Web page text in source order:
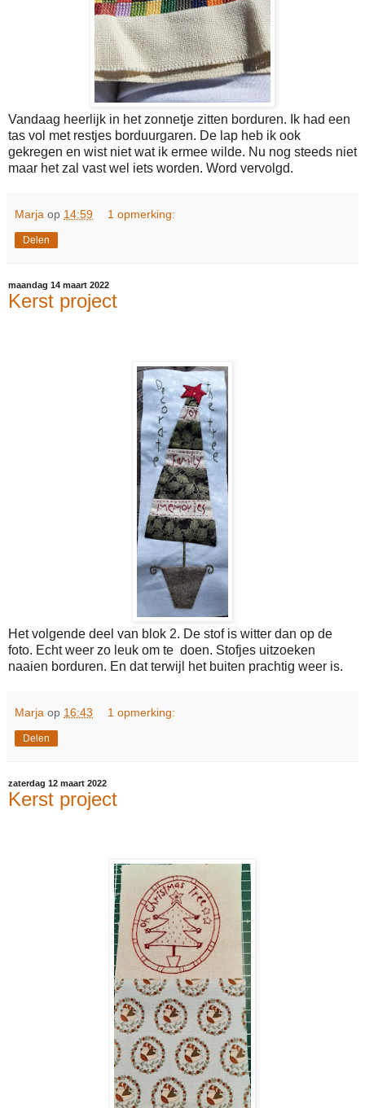
Vandaag heerlijk in het zonnetje zitten borduren. Ik had een
tas vol met restjes borduurgaren. De lap heb ik ook
gekregen en wist niet wat ik ermee wilde. Nu nog steeds niet
maar het zal vast wel iets worden. Word vervolgd.
Marja op 14:59 1 opmerking:
Delen
maandag 14 maart 2022
Kerst project
Het volgende deel van blok 2. De stof is witter dan op de
foto. Echt weer zo leuk om te doen. Stofjes uitzoeken
naaien borduren. En dat terwijl het buiten prachtig weer is.
Marja op 16:43 1 opmerking:
Delen
zaterdag 12 maart 2022
Kerst project